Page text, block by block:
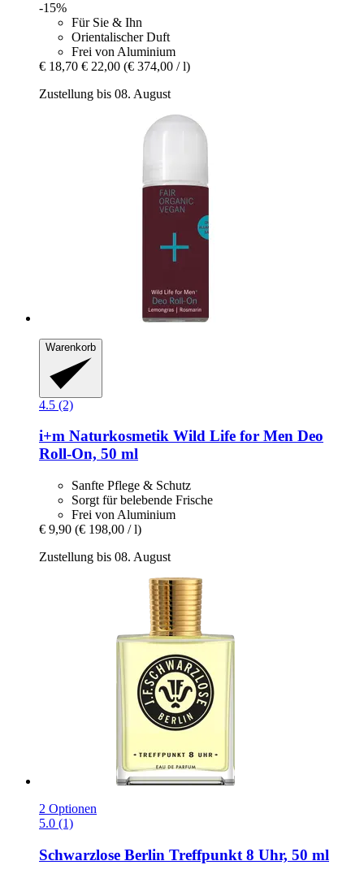
-15%
Für Sie & Ihn
Orientalischer Duft
Frei von Aluminium
€ 18,70 € 22,00 (€ 374,00 / l)
Zustellung bis 08. August
Warenkorb
4.5 (2)
i+m Naturkosmetik Wild Life for Men Deo
Roll-​On, 50 ml
Sanfte Pflege & Schutz
Sorgt für belebende Frische
Frei von Aluminium
€ 9,90 (€ 198,00 / l)
Zustellung bis 08. August
2 Optionen
5.0 (1)
Schwarzlose Berlin Treffpunkt 8 Uhr, 50 ml